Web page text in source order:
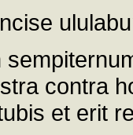
contra
et erit